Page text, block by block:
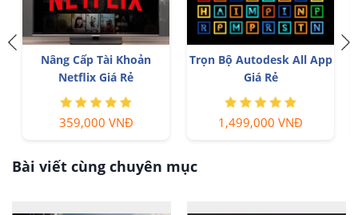
Nâng Cấp Tài Khoản
Netflix Giá Rẻ
359,000 VNĐ
Trọn Bộ Autodesk All App
Giá Rẻ
1,499,000 VNĐ
Bài viết cùng chuyên mục